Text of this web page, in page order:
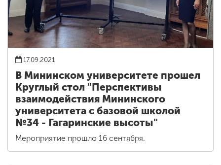
17.09.2021
В Мининском университете прошел
Круглый стол "Перспективы
взаимодействия Мининского
университета с базовой школой
№34 - Гагаринские высоты"
Мероприятие прошло 16 сентября.